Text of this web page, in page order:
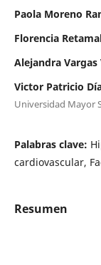
Paola Moreno
Florencia
Alejandra Vargas
Victor Patricio
Universidad Mayor
Palabras clave:
cardiovascular,
Resumen